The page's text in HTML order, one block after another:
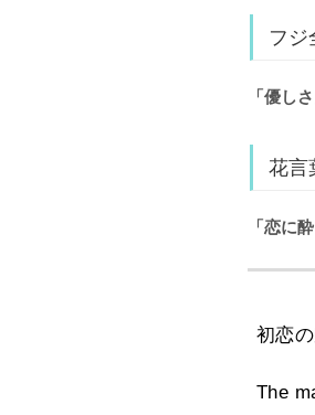
フジ
「優し
花言
「恋に酔
初恋
The